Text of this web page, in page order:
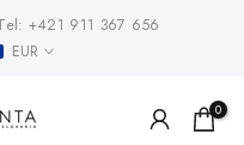
+421 911 367 656
EUR
0